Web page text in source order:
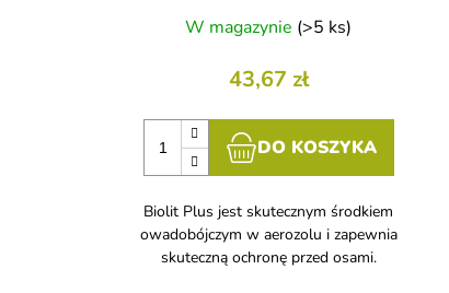
W magazynie (>5 ks)
43,67 zł
DO KOSZYKA
Biolit Plus jest skutecznym środkiem
owadobójczym w aerozolu i zapewnia
skuteczną ochronę przed osami.